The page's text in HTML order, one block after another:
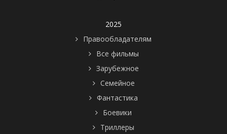
2025
Правообладателям
Все фильмы
Зарубежное
Семейное
Фантастика
Боевики
Триллеры